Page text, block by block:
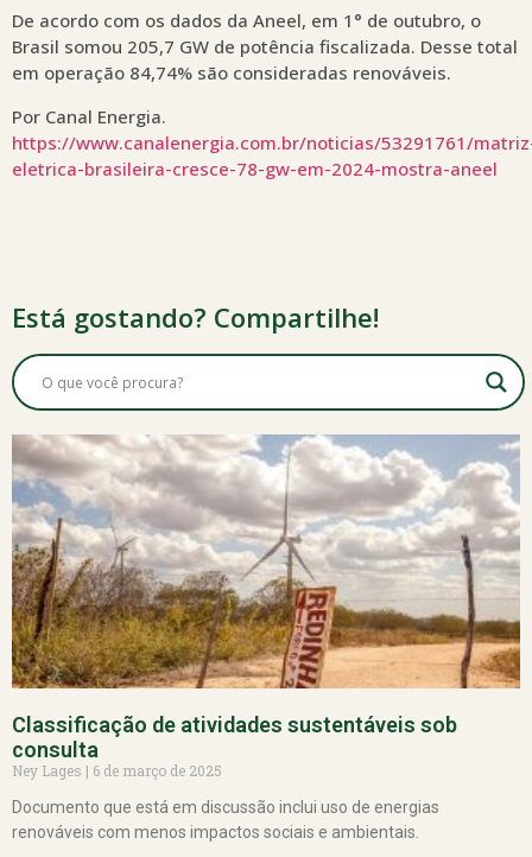
De acordo com os dados da Aneel, em 1° de outubro, o
Brasil somou 205,7 GW de potência fiscalizada. Desse total
em operação 84,74% são consideradas renováveis.
Por Canal Energia.
https://www.canalenergia.com.br/noticias/53291761/
eletrica-brasileira-cresce-78-gw-em-2024-mostra-aneel
Está gostando? Compartilhe!
Classificação de atividades sustentáveis sob
consulta
Ney Lages
6 de março de 2025
Documento que está em discussão inclui uso de energias
renováveis com menos impactos sociais e ambientais.